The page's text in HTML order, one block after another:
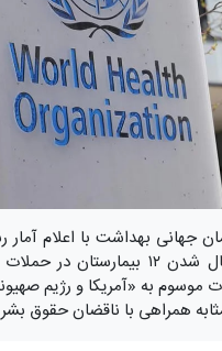
جهانی بهداشت با اعلام
۲۶ کادر درمان، تخریب ۴۹ مرکز درمانی و غیرفعال
به «آمریکا و رژیم
همراهی با ناقضان حقوق